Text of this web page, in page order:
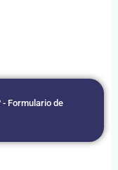
- Formulario de